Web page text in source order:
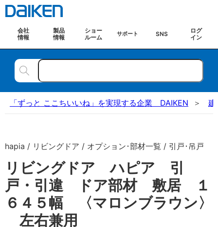
会社
情報
製品
情報
ショー
ルーム
サポート SNS
ログ
イン
「ずっと ここちいいね」を実現する企業 DAIKEN 建
hapia / リビングドア / オプション･部材一覧 / 引戸･吊戸
リビングドア ハピア 引
戸・引違 ドア部材 敷居 １
６４５幅 〈マロンブラウン〉
左右兼用